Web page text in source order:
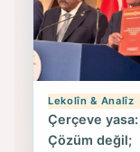
Lekolîn & Analîz
Çerçeve yasa:
Çözüm değil;